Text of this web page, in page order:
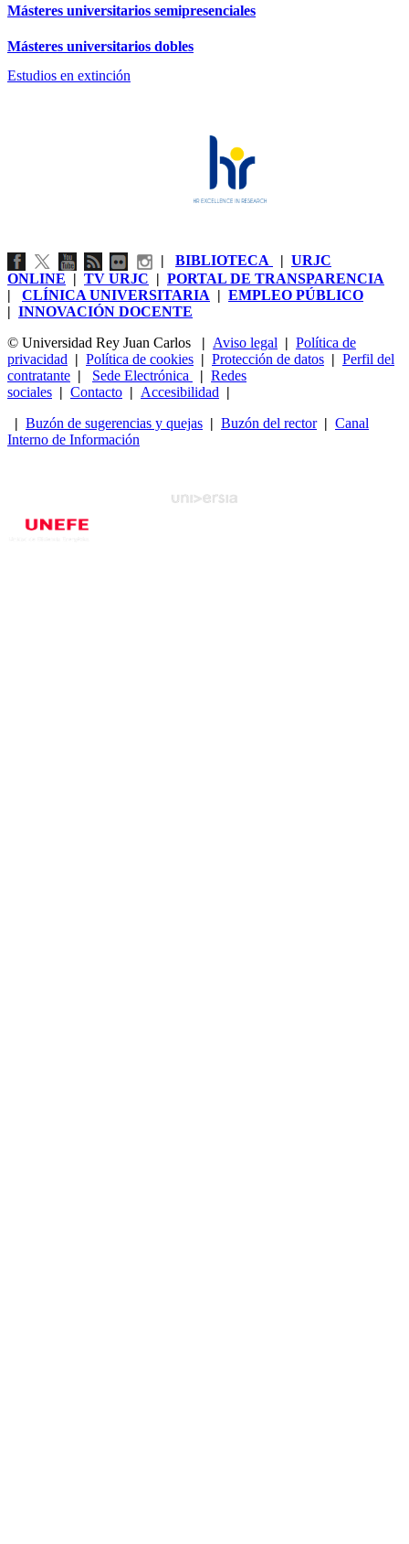
Másteres universitarios semipresenciales
Másteres universitarios dobles
Estudios en extinción
| BIBLIOTECA | URJC
ONLINE | TV URJC | PORTAL DE TRANSPARENCIA
| CLÍNICA UNIVERSITARIA | EMPLEO PÚBLICO
| INNOVACIÓN DOCENTE
© Universidad Rey Juan Carlos
| Aviso legal | Política de
privacidad | Política de cookies | Protección de datos | Perfil del
contratante | Sede Electrónica | Redes
sociales | Contacto | Accesibilidad |
| Buzón de sugerencias y quejas | Buzón del rector| Canal
Interno de Información